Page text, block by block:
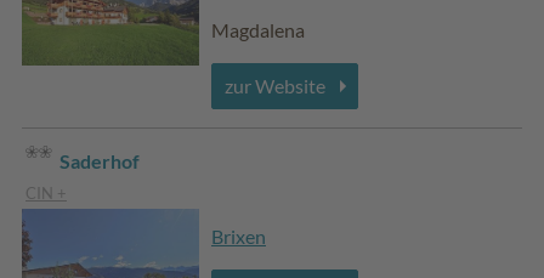
Magdalena
zur Website
Saderhof
CIN +
Brixen